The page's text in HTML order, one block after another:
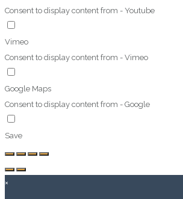
Consent to display content from - Youtube
Vimeo
Consent to display content from - Vimeo
Google Maps
Consent to display content from - Google
Save
×